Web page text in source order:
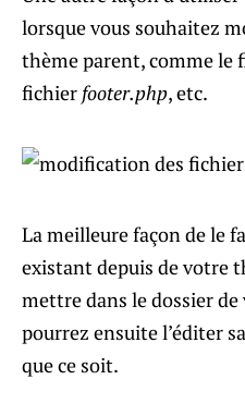
lorsque vous souhaitez
thème parent, comme le
fichier footer.php, etc.
La meilleure façon de le
existant depuis de votre
mettre dans le dossier
pourrez ensuite l’éditer
que ce soit.